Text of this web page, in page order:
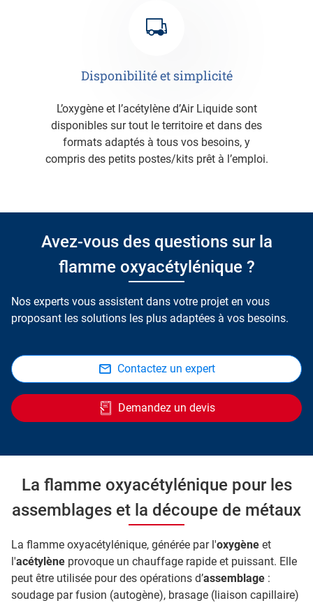
Disponibilité et simplicité
L’oxygène et l’acétylène d’Air Liquide sont
disponibles sur tout le territoire et dans des
formats adaptés à tous vos besoins, y
compris des petits postes/kits prêt à l’emploi.
Avez-vous des questions sur la
flamme oxyacétylénique ?
Nos experts vous assistent dans votre projet en vous
proposant les solutions les plus adaptées à vos besoins.
Contactez un expert
Demandez un devis
La flamme oxyacétylénique pour les
assemblages et la découpe de métaux
La flamme oxyacétylénique, générée par l'oxygène et
l'acétylène provoque un chauffage rapide et puissant. Elle
peut être utilisée pour des opérations d’assemblage :
soudage par fusion (autogène), brasage (liaison capillaire)